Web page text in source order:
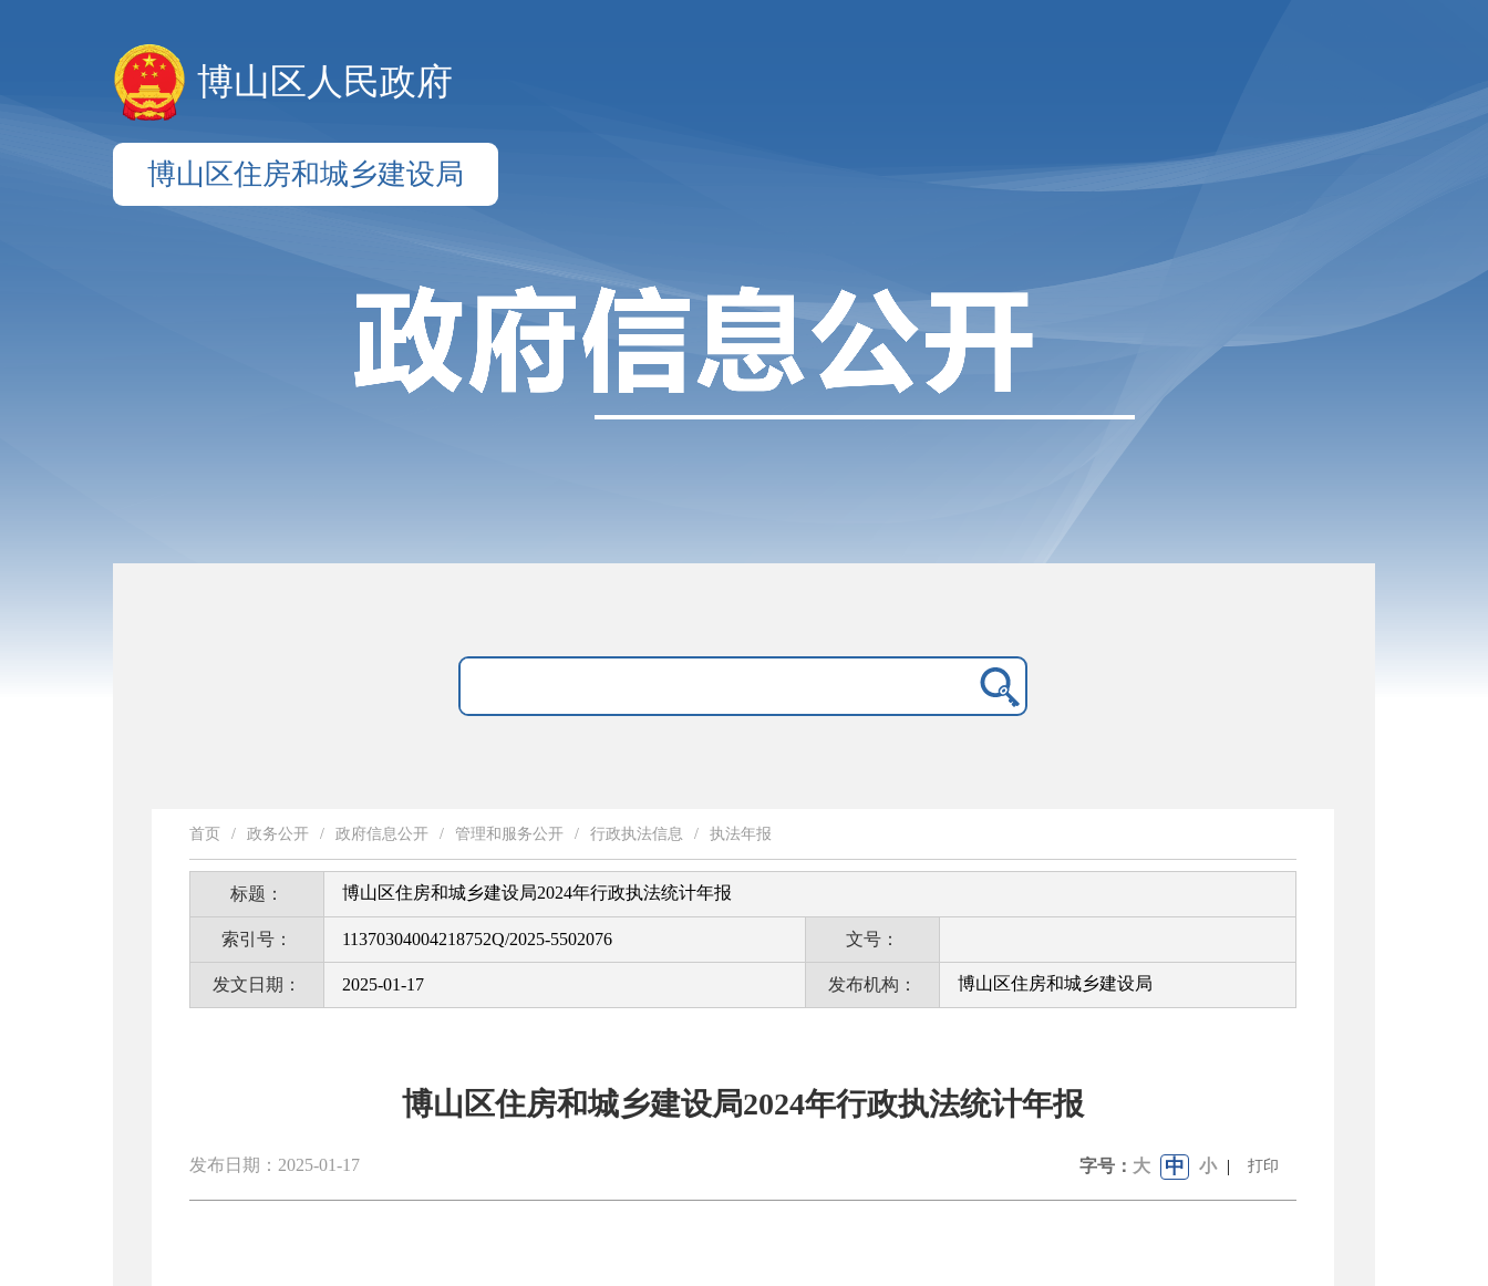
博山区人民政府
博山区住房和城乡建设局
首页 / 政务公开 / 政府信息公开 / 管理和服务公开 / 行政执法信息 / 执法年报
标题： 博山区住房和城乡建设局2024年行政执法统计年报
索引号： 11370304004218752Q/2025-5502076 文号：
发文日期： 2025-01-17 发布机构： 博山区住房和城乡建设局
博山区住房和城乡建设局2024年行政执法统计年报
发布日期：2025-01-17 字号： 大 中 小 | 打印